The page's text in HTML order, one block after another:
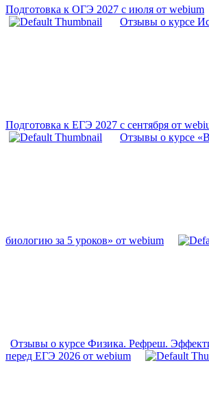
Подготовка к ОГЭ 2027 с июля от webium
Отзывы о курсе
Подготовка к ЕГЭ 2027 с сентября от
Отзывы о курсе
биологию за 5 уроков» от webium
Отзывы о курсе Физика. Рефреш.
перед ЕГЭ 2026 от webium